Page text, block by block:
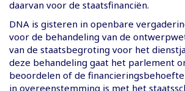
daarvan voor de staatsfinanciën.
DNA is gisteren in openbare
voor de behandeling van de
van de staatsbegroting voor het
deze behandeling gaat het parlement
beoordelen of de
in overeenstemming is met het